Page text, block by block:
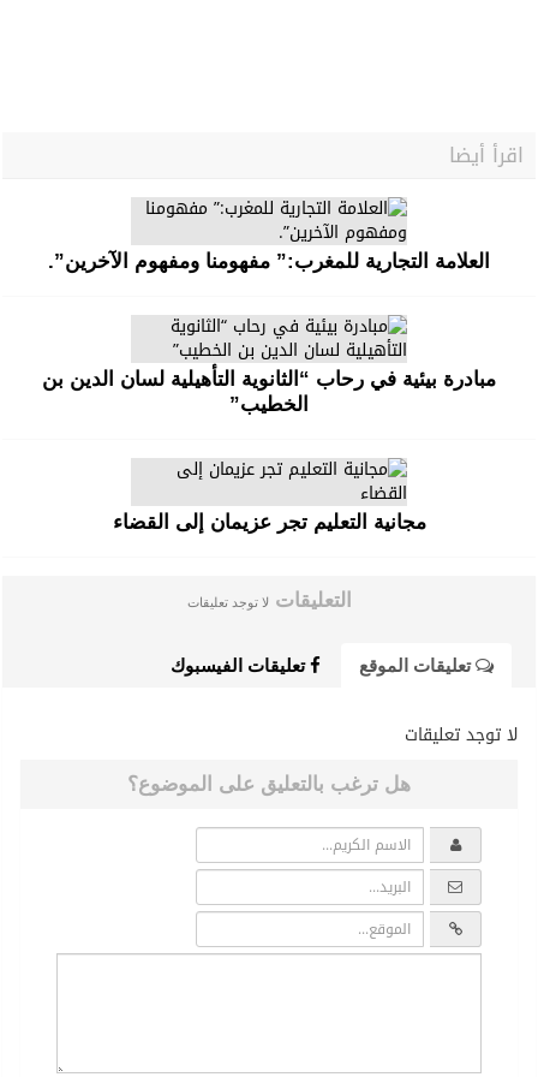
اقرأ أيضا
العلامة التجارية للمغرب:” مفهومنا ومفهوم الآخرين”.
مبادرة بيئية في رحاب “الثانوية التأهيلية لسان الدين بن
الخطيب”
مجانية التعليم تجر عزيمان إلى القضاء
التعليقات لا توجد تعليقات
تعليقات الموقع تعليقات الفيسبوك
لا توجد تعليقات
هل ترغب بالتعليق على الموضوع؟